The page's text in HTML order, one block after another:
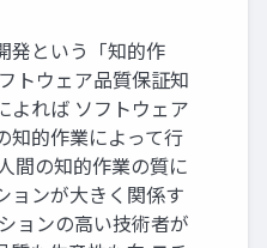
発という「知的作
トウェア品質保証知
よれば ソフトウェア
知的作業によって行
間の知的作業の質に
ョンが大きく関係す
ョンの高い技術者が